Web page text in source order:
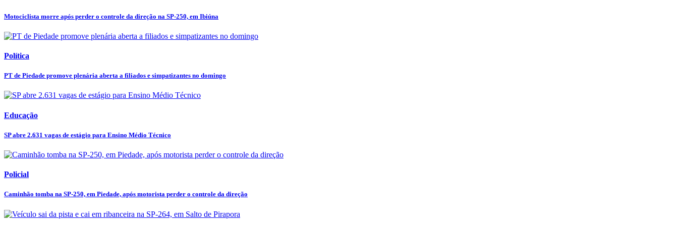
Motociclista morre após perder o controle da direção na SP-250, em Ibiúna
Política
PT de Piedade promove plenária aberta a filiados e simpatizantes no domingo
Educação
SP abre 2.631 vagas de estágio para Ensino Médio Técnico
Policial
Caminhão tomba na SP-250, em Piedade, após motorista perder o controle da direção